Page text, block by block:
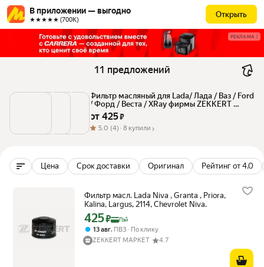
В приложении — выгодно
★★★★★ (700К)
Открыть
РЕКЛАМА
11 предложений
Фильтр масляный для Lada/ Лада / Ваз / Ford
/ Форд / Веста / XRay фирмы ZEKKERT
of4069
от 425 ₽
5.0 (4) · 8 купили
Цена Срок доставки Оригинал Рейтинг от 4.0
Фильтр масл. Lada Niva , Granta , Priora,
Kalina, Largus, 2114, Chevrolet Niva.
Цена с картой Яндекс Пэй 425 ₽ вместо
425₽ Пэй
13 авг, ПВЗ
По клику
ZEKKERT МАРКЕТ
4.7